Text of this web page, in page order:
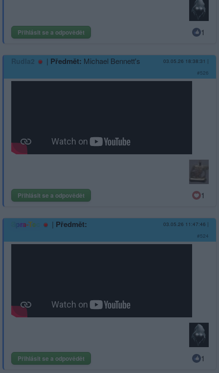
Přihlásit se a odpovědět 1
Rudla2 | Předmět: Michael Bennett's 03.05.26 18:38:31 |
#526
Přihlásit se a odpovědět 1
Spra-Tec | Předmět: 03.05.26 11:47:46 |
#524
Přihlásit se a odpovědět 1